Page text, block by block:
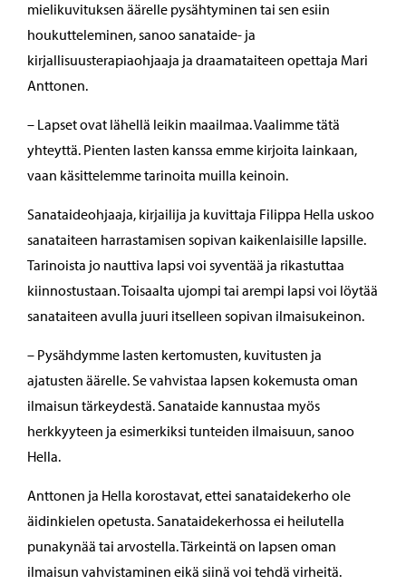
mielikuvituksen äärelle pysähtyminen tai sen esiin
houkutteleminen, sanoo sanataide- ja
kirjallisuusterapiaohjaaja ja draamataiteen opettaja Mari
Anttonen.
– Lapset ovat lähellä leikin maailmaa. Vaalimme tätä
yhteyttä. Pienten lasten kanssa emme kirjoita lainkaan,
vaan käsittelemme tarinoita muilla keinoin.
Sanataideohjaaja, kirjailija ja kuvittaja Filippa Hella uskoo
sanataiteen harrastamisen sopivan kaikenlaisille lapsille.
Tarinoista jo nauttiva lapsi voi syventää ja rikastuttaa
kiinnostustaan. Toisaalta ujompi tai arempi lapsi voi löytää
sanataiteen avulla juuri itselleen sopivan ilmaisukeinon.
– Pysähdymme lasten kertomusten, kuvitusten ja
ajatusten äärelle. Se vahvistaa lapsen kokemusta oman
ilmaisun tärkeydestä. Sanataide kannustaa myös
herkkyyteen ja esimerkiksi tunteiden ilmaisuun, sanoo
Hella.
Anttonen ja Hella korostavat, ettei sanataidekerho ole
äidinkielen opetusta. Sanataidekerhossa ei heilutella
punakynää tai arvostella. Tärkeintä on lapsen oman
ilmaisun vahvistaminen eikä siinä voi tehdä virheitä.